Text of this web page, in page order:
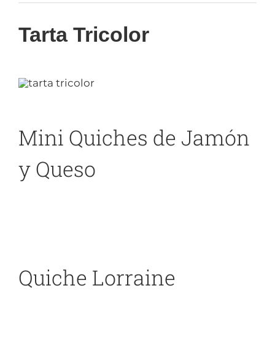
Tarta Tricolor
Mini Quiches de Jamón
y Queso
Quiche Lorraine